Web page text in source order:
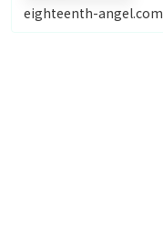
eighteenth-angel.com